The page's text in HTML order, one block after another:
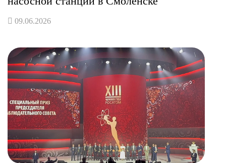
09.06.2026